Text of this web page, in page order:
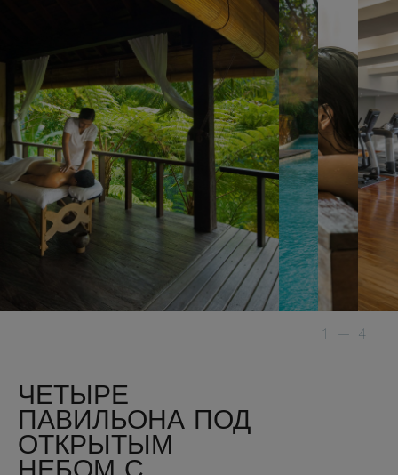
1 — 4
ЧЕТЫРЕ
ПАВИЛЬОНА ПОД
ОТКРЫТЫМ